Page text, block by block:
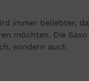
immer beliebter, da
möchten. Die Saxo
sondern auch